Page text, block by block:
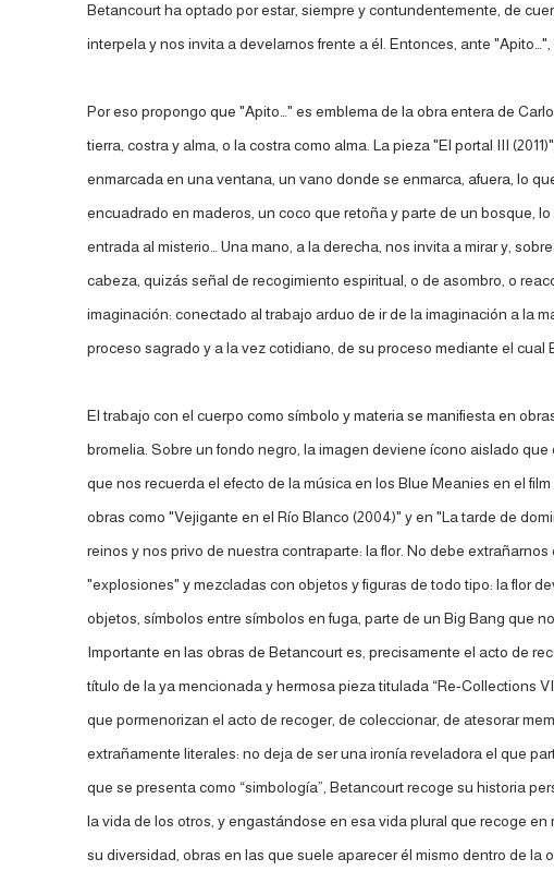
Betancourt ha optado por estar, siempre y contundentemente, de
interpela y nos invita a develarnos frente a él. Entonces, ante
Por eso propongo que "Apito…" es emblema de la obra entera de
tierra, costra y alma, o la costra como alma. La pieza "El portal III
enmarcada en una ventana, un vano donde se enmarca, afuera, lo
encuadrado en maderos, un coco que retoña y parte de un bosque,
entrada al misterio… Una mano, a la derecha, nos invita a mirar y,
cabeza, quizás señal de recogimiento espiritual, o de asombro, o
imaginación: conectado al trabajo arduo de ir de la imaginación a la
proceso sagrado y a la vez cotidiano, de su proceso mediante el
El trabajo con el cuerpo como símbolo y materia se manifiesta en
bromelia. Sobre un fondo negro, la imagen deviene ícono aislado
que nos recuerda el efecto de la música en los Blue Meanies en el
obras como "Vejigante en el Río Blanco (2004)" y en "La tarde de
reinos y nos privo de nuestra contraparte: la flor. No debe
"explosiones" y mezcladas con objetos y figuras de todo tipo: la flor
objetos, símbolos entre símbolos en fuga, parte de un Big Bang que
Importante en las obras de Betancourt es, precisamente el acto de
título de la ya mencionada y hermosa pieza titulada “Re-Collections
que pormenorizan el acto de recoger, de coleccionar, de atesorar
extrañamente literales: no deja de ser una ironía reveladora el que
que se presenta como “simbología”, Betancourt recoge su historia
la vida de los otros, y engastándose en esa vida plural que recoge
su diversidad, obras en las que suele aparecer él mismo dentro de